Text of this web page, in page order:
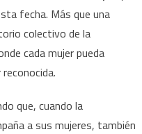
fecha. Más que una
colectivo de la
cada mujer pueda
que, cuando la
a sus mujeres, también